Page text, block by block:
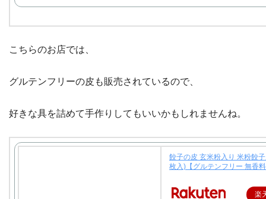
こちらのお店では、
グルテンフリーの皮も販売されているので、
好きな具を詰めて手作りしてもいいかもしれませんね。
餃子の皮 玄米粉入り 米粉餃
枚入)【グルテンフリー 無香
楽